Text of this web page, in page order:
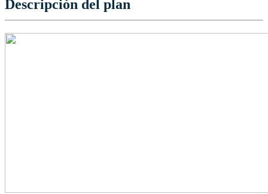
Descripción del plan